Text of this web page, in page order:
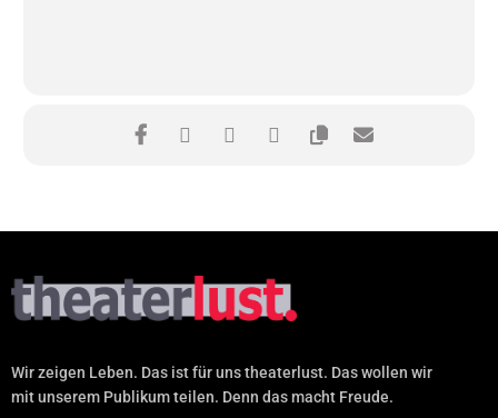
Wir zeigen Leben. Das ist für uns theaterlust. Das wollen wir
mit unserem Publikum teilen. Denn das macht Freude.